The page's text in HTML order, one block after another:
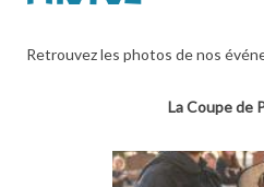
Retrouvez les photos de nos
La Coupe de